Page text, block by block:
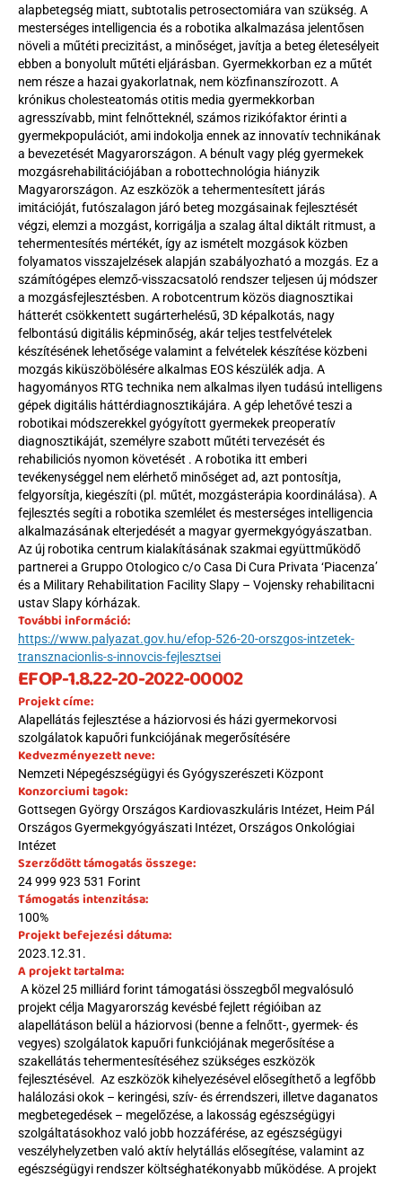
alapbetegség miatt, subtotalis petrosectomiára van szükség. A
mesterséges intelligencia és a robotika alkalmazása jelentősen
növeli a műtéti precizitást, a minőséget, javítja a beteg életesélyeit
ebben a bonyolult műtéti eljárásban. Gyermekkorban ez a műtét
nem része a hazai gyakorlatnak, nem közfinanszírozott. A
krónikus cholesteatomás otitis media gyermekkorban
agresszívabb, mint felnőtteknél, számos rizikófaktor érinti a
gyermekpopulációt, ami indokolja ennek az innovatív technikának
a bevezetését Magyarországon. A bénult vagy plég gyermekek
mozgásrehabilitációjában a robottechnológia hiányzik
Magyarországon. Az eszközök a tehermentesített járás
imitációját, futószalagon járó beteg mozgásainak fejlesztését
végzi, elemzi a mozgást, korrigálja a szalag által diktált ritmust, a
tehermentesítés mértékét, így az ismételt mozgások közben
folyamatos visszajelzések alapján szabályozható a mozgás. Ez a
számítógépes elemző-visszacsatoló rendszer teljesen új módszer
a mozgásfejlesztésben. A robotcentrum közös diagnosztikai
hátterét csökkentett sugárterhelésű, 3D képalkotás, nagy
felbontású digitális képminőség, akár teljes testfelvételek
készítésének lehetősége valamint a felvételek készítése közbeni
mozgás kiküszöbölésére alkalmas EOS készülék adja. A
hagyományos RTG technika nem alkalmas ilyen tudású intelligens
gépek digitális háttérdiagnosztikájára. A gép lehetővé teszi a
robotikai módszerekkel gyógyított gyermekek preoperatív
diagnosztikáját, személyre szabott műtéti tervezését és
rehabiliciós nyomon követését . A robotika itt emberi
tevékenységgel nem elérhető minőséget ad, azt pontosítja,
felgyorsítja, kiegészíti (pl. műtét, mozgásterápia koordinálása). A
fejlesztés segíti a robotika szemlélet és mesterséges intelligencia
alkalmazásának elterjedését a magyar gyermekgyógyászatban.
Az új robotika centrum kialakításának szakmai együttműködő
partnerei a Gruppo Otologico c/o Casa Di Cura Privata ‘Piacenza’
és a Military Rehabilitation Facility Slapy – Vojensky rehabilitacni
ustav Slapy kórházak.
További információ:
https://www.palyazat.gov.hu/efop-526-20-orszgos-intzetek-
transznacionlis-s-innovcis-fejlesztsei
EFOP-1.8.22-20-2022-00002
Projekt címe:
Alapellátás fejlesztése a háziorvosi és házi gyermekorvosi
szolgálatok kapuőri funkciójának megerősítésére
Kedvezményezett neve:
Nemzeti Népegészségügyi és Gyógyszerészeti Központ
Konzorciumi tagok:
Gottsegen György Országos Kardiovaszkuláris Intézet, Heim Pál
Országos Gyermekgyógyászati Intézet, Országos Onkológiai
Intézet
Szerződött támogatás összege:
24 999 923 531 Forint
Támogatás intenzitása:
100%
Projekt befejezési dátuma:
2023.12.31.
A projekt tartalma:
projekt célja Magyarország kevésbé fejlett régióiban az
alapellátáson belül a háziorvosi (benne a felnőtt-, gyermek- és
vegyes) szolgálatok kapuőri funkciójának megerősítése a
szakellátás tehermentesítéséhez szükséges eszközök
fejlesztésével.  Az eszközök kihelyezésével elősegíthető a legfőbb
halálozási okok – keringési, szív- és érrendszeri, illetve daganatos
megbetegedések – megelőzése, a lakosság egészségügyi
szolgáltatásokhoz való jobb hozzáférése, az egészségügyi
veszélyhelyzetben való aktív helytállás elősegítése, valamint az
egészségügyi rendszer költséghatékonyabb működése. A projekt